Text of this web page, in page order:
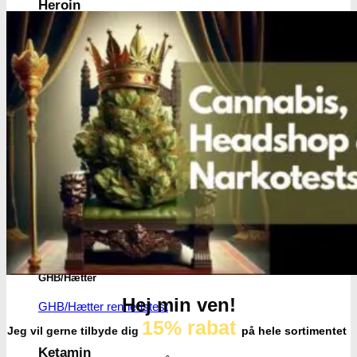
Heroin
Heroin renhedstest
Badesalte
Badesalte renhedstest
LSD renhedstest
Benzodiazepiner
Benzoer renhedstest
GHB/Hætter
GHB/Hætter renhedstest
Ketamin
Hej min ven!
Jeg vil gerne tilbyde dig 15% rabat på hele sortimentet